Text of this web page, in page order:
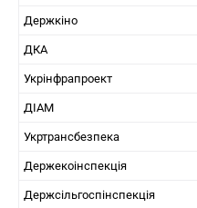
Держкіно
ДКА
Укрінфрапроект
ДІАМ
Укртрансбезпека
Держекоінспекція
Держсільгоспінспекція